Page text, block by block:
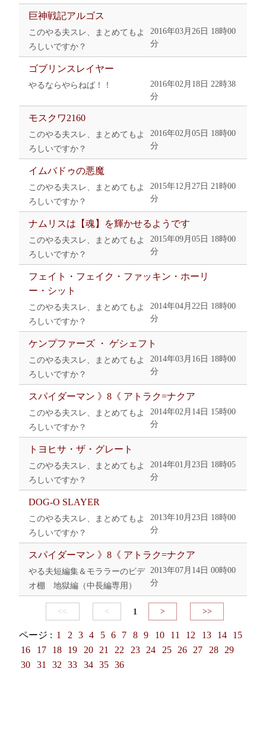
巨神戦記アルゴス
このやる夫スレ、まとめてもよ
ろしいですか？
2016年03月26日 18時00
分
ゴブリンスレイヤー
やるならやらねば！！
2016年02月18日 22時38
分
モスクワ2160
このやる夫スレ、まとめてもよ
ろしいですか？
2016年02月05日 18時00
分
イムバドゥの悪魔
このやる夫スレ、まとめてもよ
ろしいですか？
2015年12月27日 21時00
分
ナムリスは【魂】を輝かせるようです
このやる夫スレ、まとめてもよ
ろしいですか？
2015年09月05日 18時00
分
フェイト・フェイク・ファッキン・ホーリ
ー・シット
このやる夫スレ、まとめてもよ
ろしいですか？
2014年04月22日 18時00
分
ケンプファーズ ・ ゲシェフト
このやる夫スレ、まとめてもよ
ろしいですか？
2014年03月16日 18時00
分
スパイダーマン 》8《 アトラク=ナクア
このやる夫スレ、まとめてもよ
ろしいですか？
2014年02月14日 15時00
分
トヨヒサ・ザ・グレート
このやる夫スレ、まとめてもよ
ろしいですか？
2014年01月23日 18時05
分
DOG-O SLAYER
このやる夫スレ、まとめてもよ
ろしいですか？
2013年10月23日 18時00
分
スパイダーマン 》8《 アトラク=ナクア
やる夫短編集＆モララーのビデ
オ棚 地獄編（中長編専用）
2013年07月14日 00時00
分
<< < 1 > >>
ページ : 1 2 3 4 5 6 7 8 9 10 11 12 13 14
15
16
17 18 19 20 21 22 23 24 25 26 27 28
29
30
31 32 33 34 35 36